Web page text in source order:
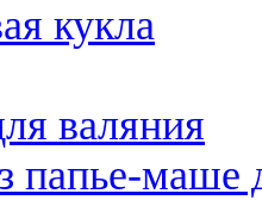
кукла
валяния
маше